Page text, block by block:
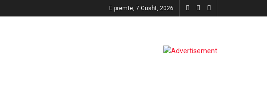
E premte, 7 Gusht, 2026